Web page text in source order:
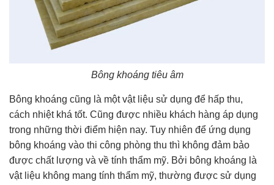
Bông khoáng tiêu âm
Bông khoáng cũng là một vật liệu sử dụng để hấp thu,
cách nhiệt khá tốt. Cũng được nhiều khách hàng áp dụng
trong những thời điểm hiện nay. Tuy nhiên để ứng dụng
bông khoáng vào thi công phòng thu thì không đảm bảo
được chất lượng và về tính thẩm mỹ. Bởi bông khoáng là
vật liệu không mang tính thẩm mỹ, thường được sử dụng